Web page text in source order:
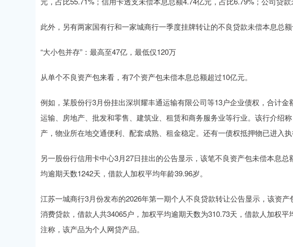
此外，另有两家国有行和一家城商行一季度挂牌转让的不良贷款未偿本息总额
“大小包并存”：最高至47亿，最低仅120万
从单个不良资产包来看，有7个资产包未偿本息总额超过10亿元。
例如，某股份行3月份挂出深圳耀丰通运输有限公司等13户企业债权，合计金
运输、房地产、批发和零售、建筑业、租赁和商务服务业等行业。该行介绍
产，物业所在地交通便利、配套成熟、租金稳定。还有一债权抵押物已进入执
另一股份行信用卡中心3月27日挂出的公告显示，该笔不良资产包未偿本息
均逾期天数1242天，借款人加权平均年龄39.96岁。
江苏一城商行3月份发布的2026年第一期个人不良贷款转让公告显示，该资
消费贷款，借款人共34065户，加权平均逾期天数为310.73天，借款人加权
注称，该产品为个人网贷产品。